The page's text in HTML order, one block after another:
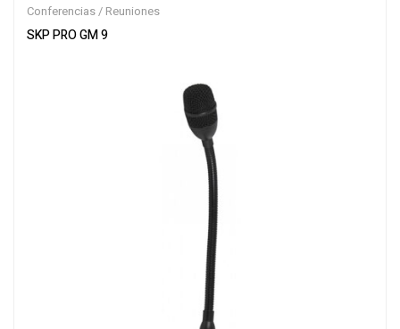
Conferencias / Reuniones
SKP PRO GM 9